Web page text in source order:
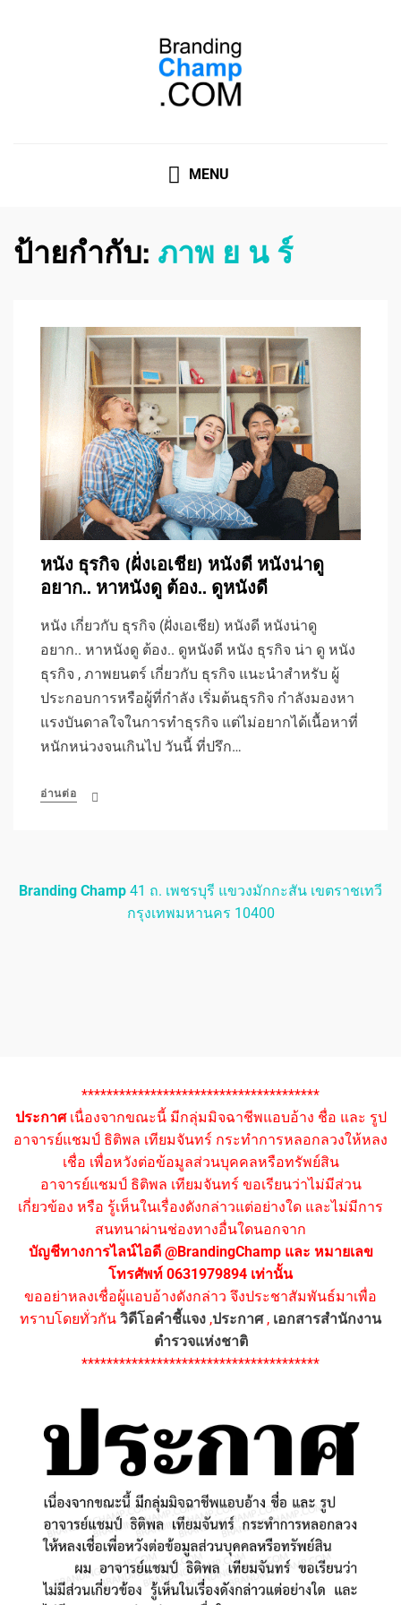
MENU
ป้ายกำกับ: ภาพ ย น ร์
หนัง ธุรกิจ (ฝั่งเอเชีย) หนังดี หนังน่าดู
อยาก.. หาหนังดู ต้อง.. ดูหนังดี
หนัง เกี่ยวกับ ธุรกิจ (ฝั่งเอเชีย) หนังดี หนังน่าดู
อยาก.. หาหนังดู ต้อง.. ดูหนังดี หนัง ธุรกิจ น่า ดู หนัง
ธุรกิจ , ภาพยนตร์ เกี่ยวกับ ธุรกิจ แนะนำสำหรับ ผู้
ประกอบการหรือผู้ที่กำลัง เริ่มต้นธุรกิจ กำลังมองหา
แรงบันดาลใจในการทำธุรกิจ แต่ไม่อยากได้เนื้อหาที่
หนักหน่วงจนเกินไป วันนี้ ที่ปรึก…
อ่านต่อ
Branding Champ 41 ถ. เพชรบุรี แขวงมักกะสัน เขตราชเทวี
กรุงเทพมหานคร 10400
**************************************
ประกาศเนื่องจากขณะนี้ มีกลุ่มมิจฉาชีพแอบอ้าง ชื่อ และ รูป
อาจารย์แชมป์ ธิติพล เทียมจันทร์ กระทำการหลอกลวงให้หลง
เชื่อ เพื่อหวังต่อข้อมูลส่วนบุคคลหรือทรัพย์สิน
อาจารย์แชมป์ ธิติพล เทียมจันทร์ ขอเรียนว่าไม่มีส่วน
เกี่ยวข้อง หรือ รู้เห็นในเรื่องดังกล่าวแต่อย่างใด และไม่มีการ
สนทนาผ่านช่องทางอื่นใดนอกจาก
บัญชีทางการไลน์ไอดี @BrandingChamp และ หมายเลข
โทรศัพท์ 0631979894 เท่านั้น
ขออย่าหลงเชื่อผู้แอบอ้างดังกล่าว จึงประชาสัมพันธ์มาเพื่อ
ทราบโดยทั่วกัน วิดีโอคำชี้แจง ,ประกาศ, เอกสารสำนักงาน
ตำรวจแห่งชาติ
**************************************